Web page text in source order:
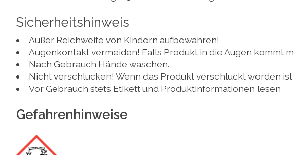
Sicherheitshinweis
Außer Reichweite von Kindern aufbewahren!
Augenkontakt vermeiden! Falls Produkt in die Augen kommt
Nach Gebrauch Hände waschen.
Nicht verschlucken! Wenn das Produkt verschluckt worden
Vor Gebrauch stets Etikett und Produktinformationen lesen
Gefahrenhinweise